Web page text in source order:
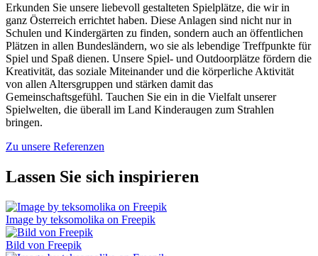
Erkunden Sie unsere liebevoll gestalteten Spielplätze, die wir in
ganz Österreich errichtet haben. Diese Anlagen sind nicht nur in
Schulen und Kindergärten zu finden, sondern auch an öffentlichen
Plätzen in allen Bundesländern, wo sie als lebendige Treffpunkte für
Spiel und Spaß dienen. Unsere Spiel- und Outdoorplätze fördern die
Kreativität, das soziale Miteinander und die körperliche Aktivität
von allen Altersgruppen und stärken damit das
Gemeinschaftsgefühl. Tauchen Sie ein in die Vielfalt unserer
Spielwelten, die überall im Land Kinderaugen zum Strahlen
bringen.
Zu unsere Referenzen
Lassen Sie sich inspirieren
Image by teksomolika on Freepik
Bild von Freepik